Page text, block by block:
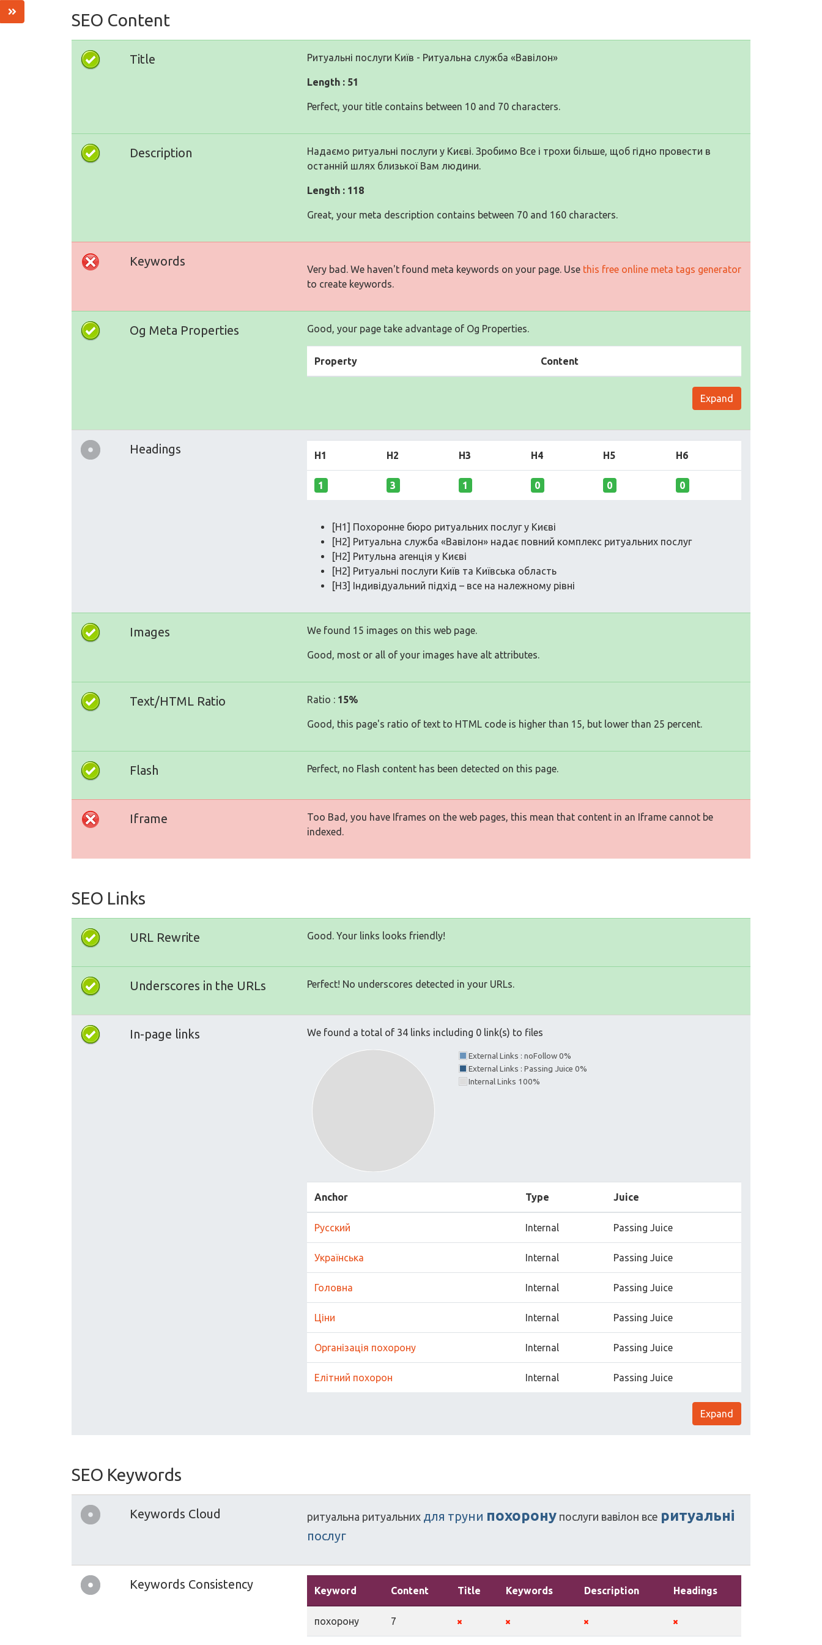
SEO Content
Title Ритуальні послуги Київ - Ритуальна служба «Вавілон»
Length : 51
Perfect, your title contains between 10 and 70 characters.
Description
Надаємо ритуальні послуги у Києві. Зробимо Все і трохи більше, щоб гідно провести в
останній шлях близької Вам людини.
Length : 118
Great, your meta description contains between 70 and 160 characters.
Keywords
Very bad. We haven't found meta keywords on your page. Use this free online meta tags generator
to create keywords.
Og Meta Properties Good, your page take advantage of Og Properties.
Property Content
Expand
Headings H1 H2 H3 H4 H5 H6
1 3 1 0 0 0
[H1] Похоронне бюро ритуальних послуг у Києві
[H2] Ритуальна служба «Вавілон» надає повний комплекс ритуальних послуг
[H2] Ритульна агенція у Києві
[H2] Ритуальні послуги Київ та Київська область
[H3] Індивідуальний підхід – все на належному рівні
Images We found 15 images on this web page.
Good, most or all of your images have alt attributes.
Text/HTML Ratio Ratio : 15%
Good, this page's ratio of text to HTML code is higher than 15, but lower than 25 percent.
Flash Perfect, no Flash content has been detected on this page.
Iframe
Too Bad, you have Iframes on the web pages, this mean that content in an Iframe cannot be
indexed.
SEO Links
URL Rewrite Good. Your links looks friendly!
Underscores in the URLs Perfect! No underscores detected in your URLs.
In-page links We found a total of 34 links including 0 link(s) to files
External Links : noFollow 0%
External Links : Passing Juice 0%
Internal Links 100%
Anchor Type Juice
Русский Internal Passing Juice
Українська Internal Passing Juice
Головна Internal Passing Juice
Ціни Internal Passing Juice
Організація похорону Internal Passing Juice
Елітний похорон Internal Passing Juice
Expand
SEO Keywords
Keywords Cloud ритуальна ритуальних для труни похорону послуги вавілон все ритуальні
послуг
Keywords Consistency Keyword Content Title Keywords Description Headings
похорону 7